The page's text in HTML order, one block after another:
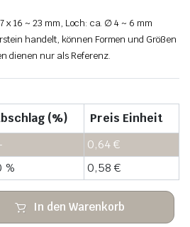
x 16 ~ 23 mm, Loch: ca. ∅ 4 ~ 6 mm
handelt, können Formen und Größen
dienen nur als Referenz.
(%)
Preis Einheit
0,64€
% 0,58 €
In den Warenkorb